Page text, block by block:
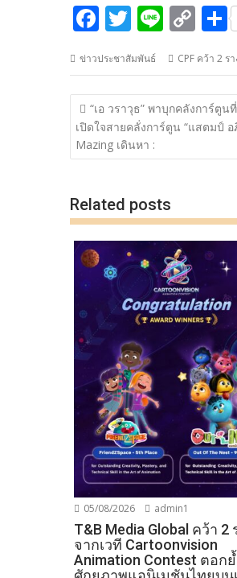
F
e
b
o
o
T
itt
er
Li
e
C
p
y
Li
ข่าวประชาสัมพันธ์ CPF คว้า 2 ร
แนะแนว
เรื่อง
“เอ วราวุธ” พาบุกคลังการ์ตู
เปิดใจสายคลั่งการ์ตูน “แสตมป์
Mazing เดินหา :
Related posts
05/08/2026 admin1
T&B Media Global คว้า 2
จากเวที Cartoonvision
Animation Contest ตอก